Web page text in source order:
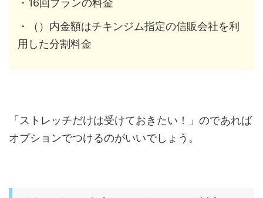
・16回プランの料金
・（）内金額はチキンジム指定の信販会社を利
用した分割料金
「ストレッチだけは受けておきたい！」のであれば
オプションでつけるのがいいでしょう。